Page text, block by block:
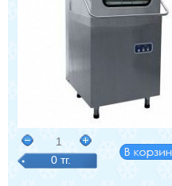
1
0 тг.